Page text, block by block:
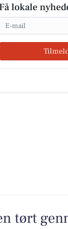
Få lokale
tørt